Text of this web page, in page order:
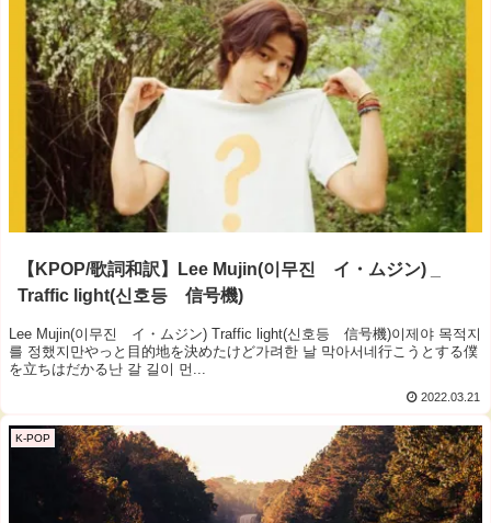
【KPOP/歌詞和訳】Lee Mujin(이무진 イ・ムジン) _
Traffic light(신호등 信号機)
Lee Mujin(이무진 イ・ムジン) Traffic light(신호등 信号機)이제야 목적지
를 정했지만やっと目的地を決めたけど가려한 날 막아서네行こうとする僕
を立ちはだかる난 갈 길이 먼...
2022.03.21
K-POP